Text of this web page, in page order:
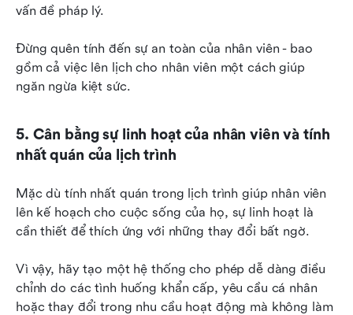
vấn đề pháp lý.
Đừng quên tính đến sự an toàn của nhân viên - bao
gồm cả việc lên lịch cho nhân viên một cách giúp
ngăn ngừa kiệt sức.
5. Cân bằng sự linh hoạt của nhân viên và tính
nhất quán của lịch trình
Mặc dù tính nhất quán trong lịch trình giúp nhân viên
lên kế hoạch cho cuộc sống của họ, sự linh hoạt là
cần thiết để thích ứng với những thay đổi bất ngờ.
Vì vậy, hãy tạo một hệ thống cho phép dễ dàng điều
chỉnh do các tình huống khẩn cấp, yêu cầu cá nhân
hoặc thay đổi trong nhu cầu hoạt động mà không làm